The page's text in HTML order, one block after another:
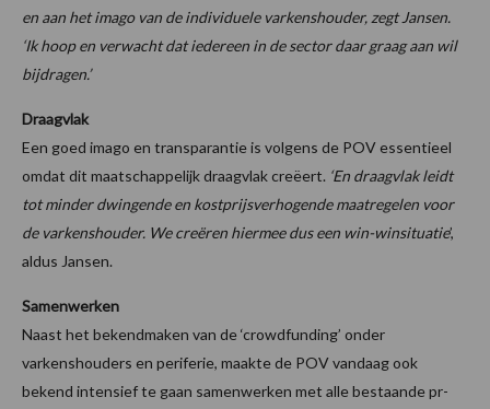
en aan het imago van de individuele varkenshouder, zegt Jansen.
‘Ik hoop en verwacht dat iedereen in de sector daar graag aan wil
bijdragen.’
Draagvlak
Een goed imago en transparantie is volgens de POV essentieel
omdat dit maatschappelijk draagvlak creëert. ‘En draagvlak leidt
tot minder dwingende en kostprijsverhogende maatregelen voor
de varkenshouder. We creëren hiermee dus een win-winsituatie’,
aldus Jansen.
Samenwerken
Naast het bekendmaken van de ‘crowdfunding’ onder
varkenshouders en periferie, maakte de POV vandaag ook
bekend intensief te gaan samenwerken met alle bestaande pr-